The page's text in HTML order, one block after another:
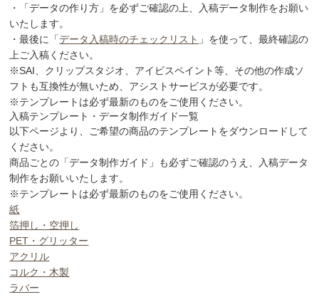
・「データの作り方」を必ずご確認の上、入稿データ制作をお願い
いたします。
・最後に「データ入稿時のチェックリスト 」を使って、最終確認の
上ご入稿ください。
※SAI、クリップスタジオ、アイビスペイント等、その他の作成ソ
フトも互換性が無いため、アシストサービスが必要です。
※テンプレートは必ず最新のものをご使用ください。
入稿テンプレート・データ制作ガイド一覧
以下ページより、ご希望の商品のテンプレートをダウンロードして
ください。
商品ごとの「データ制作ガイド」も必ずご確認のうえ、入稿データ
制作をお願いいたします。
※テンプレートは必ず最新のものをご使用ください。
紙
箔押し・空押し
PET・グリッター
アクリル
コルク・木製
ラバー